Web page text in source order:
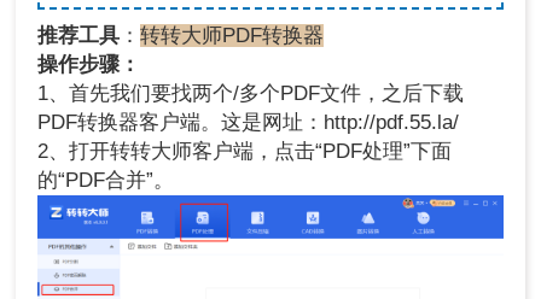
推荐工具 ：转转大师PDF转换器
操作步骤：
1、首先我们要找两个/多个PDF文件，之后下载
PDF转换器客户端。这是网址：http://pdf.55.la/
2、打开转转大师客户端，点击“PDF处理”下面
的“PDF合并”。